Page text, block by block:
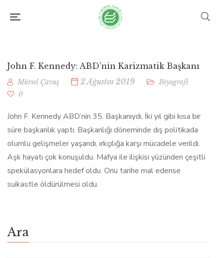
John F. Kennedy: ABD’nin Karizmatik Başkanı
Mürsel Çavuş 2 Ağustos 2019
Biyografi
0
John F. Kennedy ABD’nin 35. Başkanıydı. İki yıl gibi kısa bir
süre başkanlık yaptı. Başkanlığı döneminde dış politikada
olumlu gelişmeler yaşandı, ırkçılığa karşı mücadele verildi.
Aşk hayatı çok konuşuldu. Mafya ile ilişkisi yüzünden çeşitli
spekülasyonlara hedef oldu. Onu tarihe mal edense
suikastle öldürülmesi oldu.
Ara